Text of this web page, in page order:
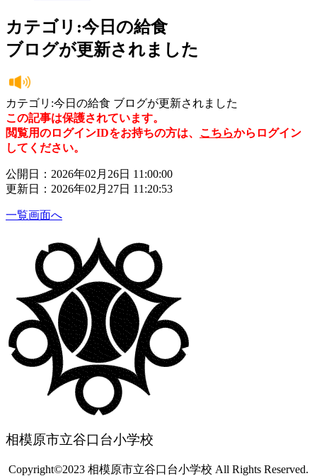
カテゴリ:今日の給食
ブログが更新されました
カテゴリ:今日の給食 ブログが更新されました
この記事は保護されています。
閲覧用のログインIDをお持ちの方は、 こちらからログイン
してください。
公開日：2026年02月26日 11:00:00
更新日：2026年02月27日 11:20:53
一覧画面へ
相模原市立谷口台小学校
Copyright©2023 相模原市立谷口台小学校 All Rights Reserved.